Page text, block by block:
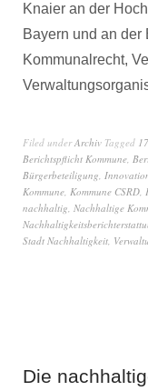
Knaier an der
Bayern und an
Kommunalrecht,
Filed underArchiv Tagged
Berichtspflicht Kommune,
Bürgerbeteiligung,
Kommune, Kommune CSRD,
nachhaltig, Nachhaltige
Stadt Nachhaltigkeit,
Die